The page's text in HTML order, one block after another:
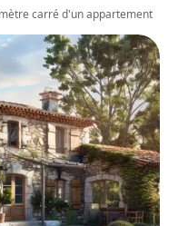
carré d'un appartement